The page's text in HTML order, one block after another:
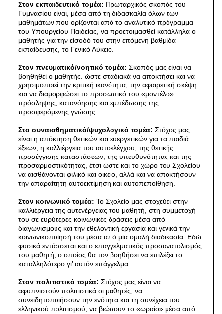
Στον εκπαιδευτικό τομέα: Πρωταρχικός σκοπός του
Γυμνασίου είναι, μέσα από τη διδασκαλία όλων των
μαθημάτων που ορίζονται από το αναλυτικό πρόγραμμα
του Υπουργείου Παιδείας, να προετοιμασθεί κατάλληλα ο
μαθητής για την είσοδό του στην επόμενη βαθμίδα
εκπαίδευσης, το Γενικό Λύκειο.
Στον πνευματικό/νοητικό τομέα: Σκοπός μας είναι να
βοηθηθεί ο μαθητής, ώστε σταδιακά να αποκτήσει και να
χρησιμοποιεί την κριτική ικανότητα, την αφαιρετική σκέψη
και να διαμορφώσει το προσωπικό του «μοντέλο»
πρόσληψης, κατανόησης και εμπέδωσης της
προσφερόμενης γνώσης.
Στο συναισθηματικό/ψυχολογικό τομέα: Στόχος μας
είναι η απόκτηση θετικών και ευεργετικών για τα παιδιά
έξεων, η καλλιέργεια του αυτοελέγχου, της θετικής
προσέγγισης καταστάσεων, της υπευθυνότητας και της
προσαρμοστικότητας, έτσι ώστε και το χώρο του Σχολείου
να αισθάνονται φιλικό και οικείο, αλλά και να αποκτήσουν
την απαραίτητη αυτοεκτίμηση και αυτοπεποίθηση.
Στον κοινωνικό τομέα: Το Σχολείο μας στοχεύει στην
καλλιέργεια της αυτενέργειας του μαθητή, στη συμμετοχή
του σε ευρύτερες κοινωνικές δράσεις μέσα από
διαγωνισμούς και την εθελοντική εργασία και γενικά την
κοινωνικοποίησή του μέσα από μία ομαλή διαδικασία. Εδώ
φυσικά εντάσσεται και ο επαγγελματικός προσανατολισμός
του μαθητή, ο οποίος θα τον βοηθήσει να επιλέξει το
καταλληλότερο γι’ αυτόν επάγγελμα.
Στον πολιτιστικό τομέα: Στόχος μας είναι να
αφυπνιστούν πολιτιστικά οι μαθητές, να
συνειδητοποιήσουν την ενότητα και τη συνέχεια του
ελληνικού πολιτισμού, να βιώσουν το «ωραίο» μέσα από